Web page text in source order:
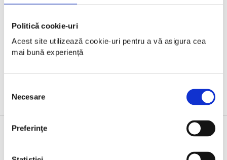
Politică cookie-uri
Acest site utilizează cookie-uri pentru a vă asigura cea
mai bună experiență
consimțământului
Necesare
Preferinţe